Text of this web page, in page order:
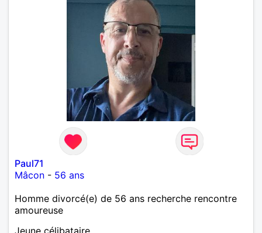
Paul71
Mâcon - 56 ans
Homme divorcé(e) de 56 ans recherche rencontre
amoureuse
Jeune célibataire